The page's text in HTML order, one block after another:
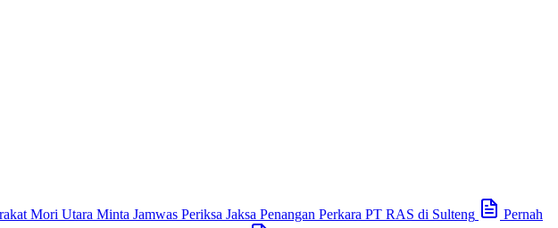
Mori Utara Minta Jamwas Periksa Jaksa Penangan Perkara PT RAS di Sulteng
Pernah